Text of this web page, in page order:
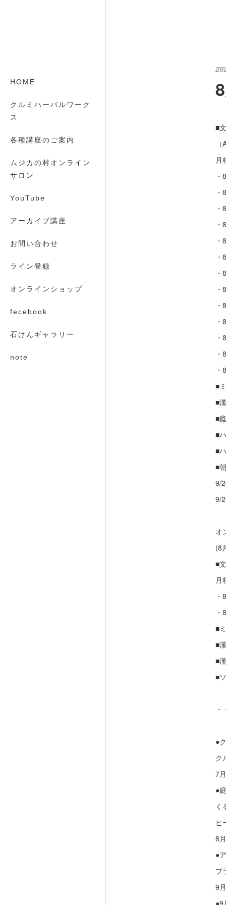
HOME
クルミハーバルワーク
ス
各種講座のご案内
ムジカの村オンライン
サロン
YouTube
アーカイブ講座
お問い合わせ
ライン登録
オンラインショップ
fecebook
石けんギャラリー
note
■
月
■
■
■
■
■
■
9/
9/
オ
(8
■
月
■
■
■
■
●
ク
7
●
く
ヒ
8
●
プ
9
●9